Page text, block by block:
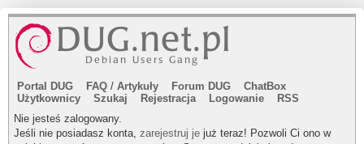
Portal DUG FAQ / Artykuły Forum DUG
ChatBox
Użytkownicy
Szukaj Rejestracja Logowanie
RSS
Nie jesteś zalogowany.
Jeśli nie posiadasz konta, zarejestruj je już teraz! Pozwoli Ci ono w